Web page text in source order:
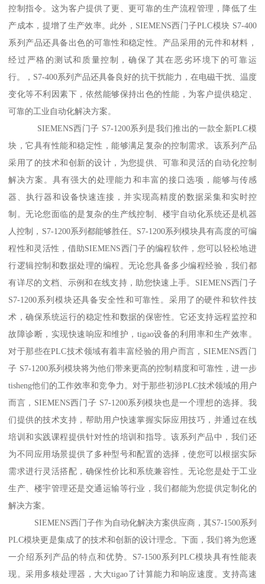
控制指令。这为客户提供了更、更可靠的生产流程管理，降低了生
产成本，提增了生产效率。此外，SIEMENS西门子PLC模块 S7-400
系列产品还具备出色的可靠性和稳定性。产品采用的元件和材料，
经过严格的测试和质量控制，确保了其在恶劣环境下的可靠运
行。，S7-400系列产品还具备良好的抗干扰能力，在电磁干扰、温度
变化等不利因素下，依然能够保持出色的性能，为客户提供稳定、
可靠的工业自动化解决方案。
SIEMENS西门子 S7-1200系列是我们推出的一款全新PLC模
块，它具有性能和稳定性，能够满足复杂的控制需求。该系列产品
采用了的技术和创新的设计，为您提供、可靠和灵活的自动化控制
解决方案。具有强大的处理能力和丰富的接口选项，能够与传感
器、执行器和设备快速连接，并实现高精度的数据采集和实时控
制。无论您面临的是复杂的生产线控制、楼宇自动化系统还是机器
人控制，S7-1200系列都能够胜任。S7-1200系列模块具有高度的可编
程性和灵活性，借助SIEMENS西门子的编程软件，您可以轻松地进
行逻辑控制和数据处理的编程。无论您具备多少编程经验，我们都
有详尽的文档、示例和在线支持，助您快速上手。SIEMENS西门子
S7-1200系列模块还具备安全性和可靠性。采用了的硬件和软件技
术，确保系统运行的稳定性和数据的保密性。它还支持远程监控和
故障诊断，实现快速响应和维护，tigao设备的利用率和生产效率。
对于那些在PLC技术领域有着丰富经验的用户而言，SIEMENS西门
子 S7-1200系列模块将为他们带来更高的控制精度和可靠性，进一步
tisheng他们的工作效率和竞争力。对于那些初涉PLC技术领域的用户
而言，SIEMENS西门子 S7-1200系列模块也是一个理想的选择。我
们提供的技术支持，帮助用户快速掌握实际应用技巧，并通过在线
培训和实践课程提供针对性的培训和指导。该系列产品中，我们还
为不同应用场景提供了多种型号和配置的选择，使您可以根据实际
需求进行灵活搭配，确保性价比和系统兼容性。无论您是处于工业
生产、楼宇管理还是交通运输等行业，我们都能为您提供定制化的
解决方案。
SIEMENS西门子作为自动化解决方案供应商，其S7-1500系列
PLC模块更是集成了的技术和创新的设计理念。下面，我们将为您逐
一介绍系列产品的特点和优势。S7-1500系列PLC模块具有性能表
现。采用多核处理器，大大tigao了计算能力和响应速度。支持高速